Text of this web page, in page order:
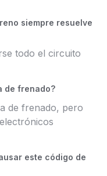
siempre resuelve
todo el circuito
de frenado?
de frenado, pero
este código de